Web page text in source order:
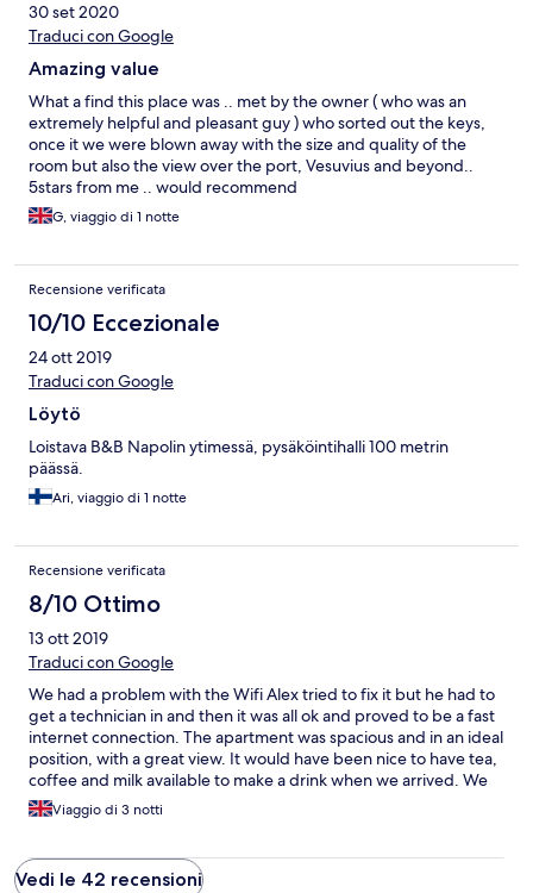
30 set 2020
Traduci con Google
Amazing value
What a find this place was .. met by the owner ( who was an
extremely helpful and pleasant guy ) who sorted out the keys,
once it we were blown away with the size and quality of the
room but also the view over the port, Vesuvius and beyond..
5stars from me .. would recommend
G, viaggio di 1 notte
Recensione verificata
10/10 Eccezionale
24 ott 2019
Traduci con Google
Löytö
Loistava B&B Napolin ytimessä, pysäköintihalli 100 metrin
päässä.
Ari, viaggio di 1 notte
Recensione verificata
8/10 Ottimo
13 ott 2019
Traduci con Google
We had a problem with the Wifi Alex tried to fix it but he had to
get a technician in and then it was all ok and proved to be a fast
internet connection. The apartment was spacious and in an ideal
position, with a great view. It would have been nice to have tea,
coffee and milk available to make a drink when we arrived. We
know where to stay when next in Baia.
Viaggio di 3 notti
Vedi le 42 recensioni